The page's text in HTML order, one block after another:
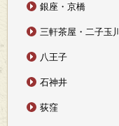
銀座・京橋
三軒茶屋・二子玉川
八王子
石神井
荻窪